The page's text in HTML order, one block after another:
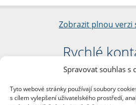
Spravovat souhlas s
Tyto webové stránky používají soubory
s cílem vylepšení uživatelského prostředí,
Zobrazit plnou verzi
Rychlé
Filozofická
nám. Jana